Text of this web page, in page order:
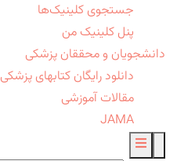
جستجوی کلینیک‌ها
پنل کلینیک من
دانشجویان و محققان پزشکی
دانلود رایگان کتابهای پزشکی
مقالات آموزشی
JAMA